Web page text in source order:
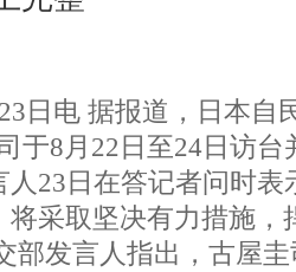
电 据报道，日本自
于8月22日至24日访
人23日在答记者问时
采取坚决有力措施，
发言人指出，古屋圭